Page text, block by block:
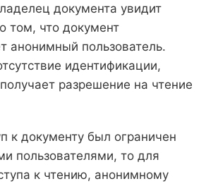
документа увидит
том, что документ
анонимный пользователь.
идентификации,
разрешение на чтение
к документу был ограничен
пользователями, то для
к чтению, анонимному